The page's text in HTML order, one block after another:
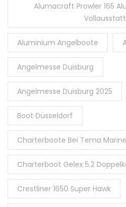
Alumacraft Prowler 165
Aluminium Angelboote
Angelmesse Duisburg
Angelmesse Duisburg 2025
Boot Düsseldorf
Charterboote Bei Tema Marine
Charterboot Gelex 5.2
Crestliner 1650 Super Hawk